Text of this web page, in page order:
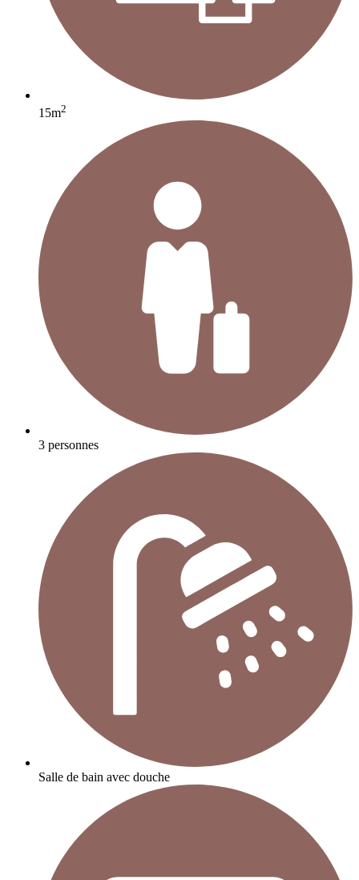
15m2
3 personnes
Salle de bain avec douche